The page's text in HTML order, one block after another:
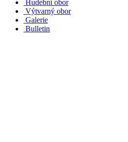
Hudební obor
Výtvarný obor
Galerie
Bulletin